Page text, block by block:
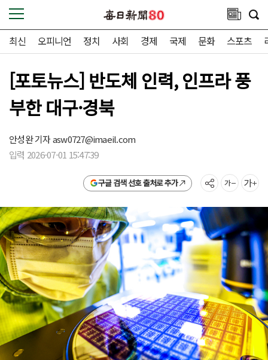
최신 오피니언 정치 사회 경제 국제 문화 스포츠
[포토뉴스] 반도체 인력, 인프라 풍
부한 대구·경북
안성완 기자asw0727@imaeil.com
입력 2026-07-01 15:47:39
구글 검색 선호 출처로 추가